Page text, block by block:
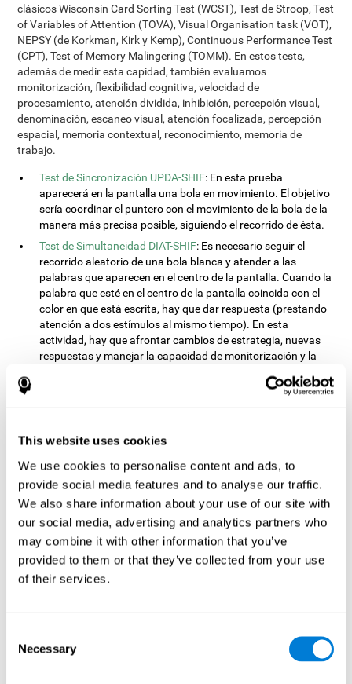
This website uses cookies
We use cookies to personalise content and ads, to
provide social media features and to analyse our traffic.
We also share information about your use of our site with
our social media, advertising and analytics partners who
may combine it with other information that you’ve
provided to them or that they’ve collected from your use
of their services.
Selection
Necessary
clásicos Wisconsin Card Sorting Test (WCST), Test de Stroop, Test
of Variables of Attention (TOVA), Visual Organisation task (VOT),
NEPSY (de Korkman, Kirk y Kemp), Continuous Performance Test
(CPT), Test of Memory Malingering (TOMM). En estos tests,
además de medir esta capidad, también evaluamos
monitorización, flexibilidad cognitiva, velocidad de
procesamiento, atención dividida, inhibición, percepción visual,
denominación, escaneo visual, atención focalizada, percepción
espacial, memoria contextual, reconocimiento, memoria de
trabajo.
Test de Sincronización UPDA-SHIF: En esta prueba
aparecerá en la pantalla una bola en movimiento. El objetivo
sería coordinar el puntero con el movimiento de la bola de la
manera más precisa posible, siguiendo el recorrido de ésta.
Test de Simultaneidad DIAT-SHIF: Es necesario seguir el
recorrido aleatorio de una bola blanca y atender a las
palabras que aparecen en el centro de la pantalla. Cuando la
palabra que esté en el centro de la pantalla coincida con el
color en que está escrita, hay que dar respuesta (prestando
atención a dos estímulos al mismo tiempo). En esta
actividad, hay que afrontar cambios de estrategia, nuevas
respuestas y manejar la capacidad de monitorización y la
: Hay que seguir con el
seguimiento manual y visual de la bola.
Test de Celeridad REST-HECOOR : Aparece en la pantalla un
cuadrado azul. Habrá que pulsar tan rápido como sea
posible el botón situándose dentro del cuadrado. Cuantos
más veces se pulse el botón en el tiempo disponible, mejor
resultado se obtendrá.
Test de Resolución REST-SPER: Aparecen en la pantalla
numerosos estímulos en movimiento. Habrá que pinchar en
los estímulos objetivo tan rápido como sea posible, pero
corresponda con las imágenes presentadas, lo más
rápidamente posible.